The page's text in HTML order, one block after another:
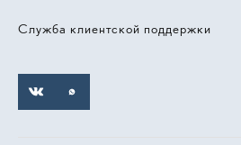
Служба клиентской поддержки